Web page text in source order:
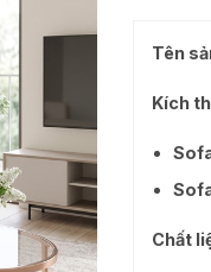
Tên
Kích
Chất